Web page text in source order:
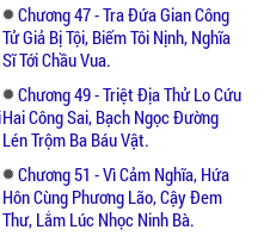
Chương 47 - Tra Đứa Gian Công
Tử Giả Bị Tội, Biếm Tôi Nịnh, Nghĩa
Sĩ Tới Chầu Vua.
Chương 49 - Triệt Địa Thử Lo Cứu
Hai Công Sai, Bạch Ngọc Đường
Lén Trộm Ba Báu Vật.
Chương 51 - Vì Cảm Nghĩa, Hứa
Hôn Cùng Phương Lão, Cậy Đem
Thư, Lắm Lúc Nhọc Ninh Bà.